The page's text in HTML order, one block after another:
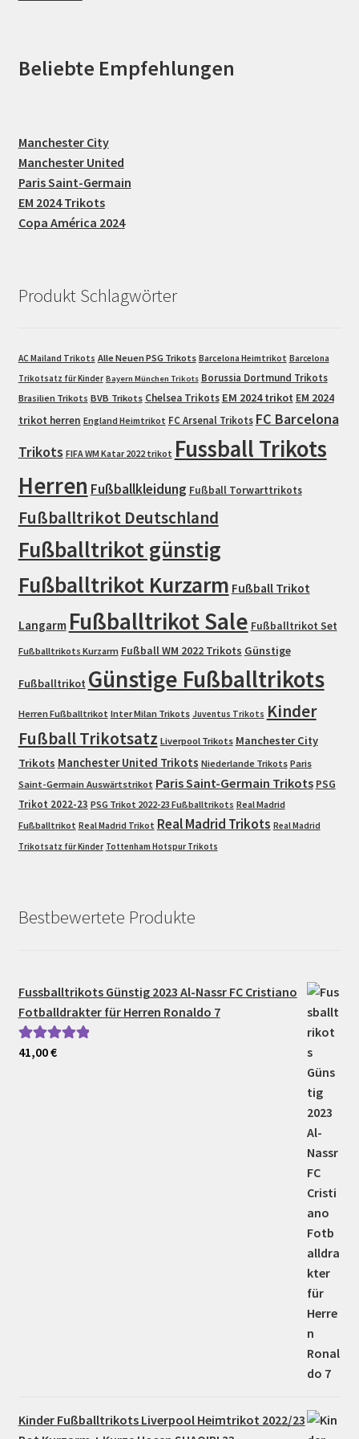
Beliebte Empfehlungen
Manchester City
Manchester United
Paris Saint-Germain
EM 2024 Trikots
Copa América 2024
Produkt Schlagwörter
AC Mailand Trikots Alle Neuen PSG Trikots Barcelona Heimtrikot Barcelona
Trikotsatz für Kinder Bayern München Trikots Borussia Dortmund Trikots
Brasilien Trikots BVB Trikots Chelsea Trikots EM 2024 trikot EM 2024
trikot herren England Heimtrikot FC Arsenal Trikots FC Barcelona
Trikots FIFA WM Katar 2022 trikot Fussball Trikots
Herren Fußballkleidung Fußball Torwarttrikots
Fußballtrikot Deutschland
Fußballtrikot günstig
Fußballtrikot Kurzarm Fußball Trikot
Langarm Fußballtrikot Sale Fußballtrikot Set
Fußballtrikots Kurzarm Fußball WM 2022 Trikots Günstige
Fußballtrikot Günstige Fußballtrikots
Herren Fußballtrikot Inter Milan Trikots Juventus Trikots Kinder
Fußball Trikotsatz Liverpool Trikots Manchester City
Trikots Manchester United Trikots Niederlande Trikots Paris
Saint-Germain Auswärtstrikot Paris Saint-Germain Trikots PSG
Trikot 2022-23 PSG Trikot 2022-23 Fußballtrikots Real Madrid
Fußballtrikot Real Madrid Trikot Real Madrid Trikots Real Madrid
Trikotsatz für Kinder Tottenham Hotspur Trikots
Bestbewertete Produkte
Fussballtrikots Günstig 2023 Al-Nassr FC Cristiano
Fotballdrakter für Herren Ronaldo 7
Bewertet mit
41,00€
Kinder Fußballtrikots Liverpool Heimtrikot 2022/23